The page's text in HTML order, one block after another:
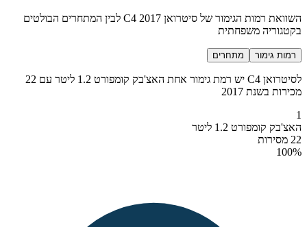
השוואת רמות הגימור של סיטרואן C4 2017 לבין המתחרים הבולטים
בקטגוריה משפחתית
רמות גימור מתחרים
לסיטרואן C4 יש רמת גימור אחת האצ'בק קומפורט 1.2 ליטר עם 22
מכירות בשנת 2017
1
האצ'בק קומפורט 1.2 ליטר
22 מסירות
100%